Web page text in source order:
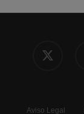
twitter
Aviso Legal